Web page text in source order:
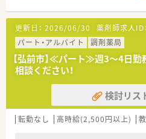
更新日： 2026/06/30 薬剤師求人ID：
パート・アルバイト
調剤薬局
【弘前市】≪パート≫週3～4日勤
相談ください！
検討リス
転勤なし 高時給(2,500円以上)